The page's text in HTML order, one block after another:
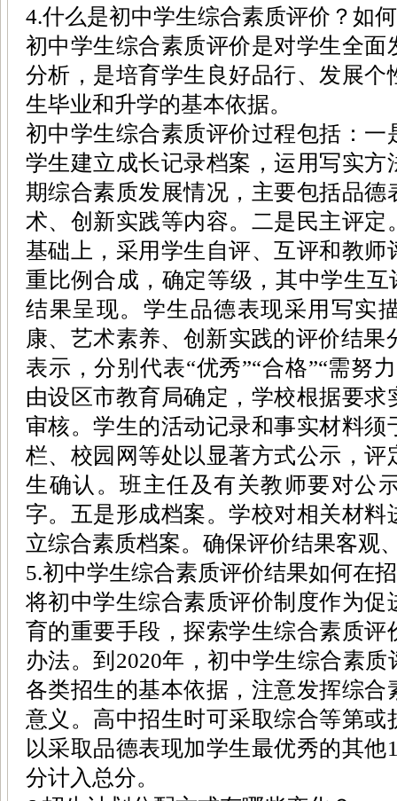
4.什么是初中学生综合素质评价？如
初中学生综合素质评价是对学生全
分析，是培育学生良好品行、发展
生毕业和升学的基本依据。
初中学生综合素质评价过程包括：
学生建立成长记录档案，运用写实
期综合素质发展情况，主要包括品
术、创新实践等内容。二是民主评
基础上，采用学生自评、互评和教
重比例合成，确定等级，其中学生
结果呈现。学生品德表现采用写实
康、艺术素养、创新实践的评价结
表示，分别代表“优秀”“合格”“需努
由设区市教育局确定，学校根据要
审核。学生的活动记录和事实材料
栏、校园网等处以显著方式公示，
生确认。班主任及有关教师要对公
字。五是形成档案。学校对相关材
立综合素质档案。确保评价结果客观
5.初中学生综合素质评价结果如何在
将初中学生综合素质评价制度作为
育的重要手段，探索学生综合素质
办法。到2020年，初中学生综合素
各类招生的基本依据，注意发挥综
意义。高中招生时可采取综合等第
以采取品德表现加学生最优秀的其
分计入总分。